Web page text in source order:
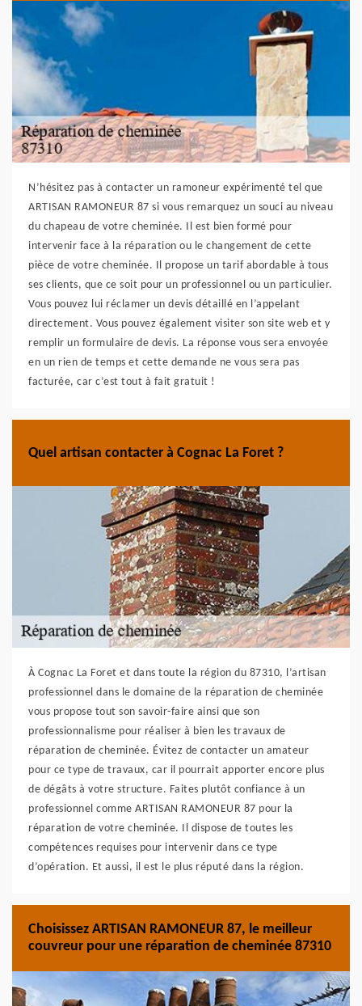
N’hésitez pas à contacter un ramoneur expérimenté tel que
ARTISAN RAMONEUR 87 si vous remarquez un souci au niveau
du chapeau de votre cheminée. Il est bien formé pour
intervenir face à la réparation ou le changement de cette
pièce de votre cheminée. Il propose un tarif abordable à tous
ses clients, que ce soit pour un professionnel ou un particulier.
Vous pouvez lui réclamer un devis détaillé en l’appelant
directement. Vous pouvez également visiter son site web et y
remplir un formulaire de devis. La réponse vous sera envoyée
en un rien de temps et cette demande ne vous sera pas
facturée, car c’est tout à fait gratuit !
Quel artisan contacter à Cognac La Foret ?
À Cognac La Foret et dans toute la région du 87310, l’artisan
professionnel dans le domaine de la réparation de cheminée
vous propose tout son savoir-faire ainsi que son
professionnalisme pour réaliser à bien les travaux de
réparation de cheminée. Évitez de contacter un amateur
pour ce type de travaux, car il pourrait apporter encore plus
de dégâts à votre structure. Faites plutôt confiance à un
professionnel comme ARTISAN RAMONEUR 87 pour la
réparation de votre cheminée. Il dispose de toutes les
compétences requises pour intervenir dans ce type
d’opération. Et aussi, il est le plus réputé dans la région.
Choisissez ARTISAN RAMONEUR 87, le meilleur
couvreur pour une réparation de cheminée 87310